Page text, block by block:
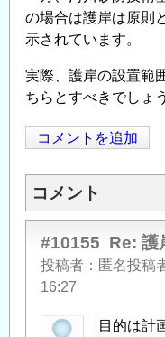
の場合は護岸は原則
示されています。
実際、護岸の設置範
ちらとすべきでしょ
コメントを追加
コメント
#10155 Re: 護
投稿者 匿名投稿
16:27
目的は計